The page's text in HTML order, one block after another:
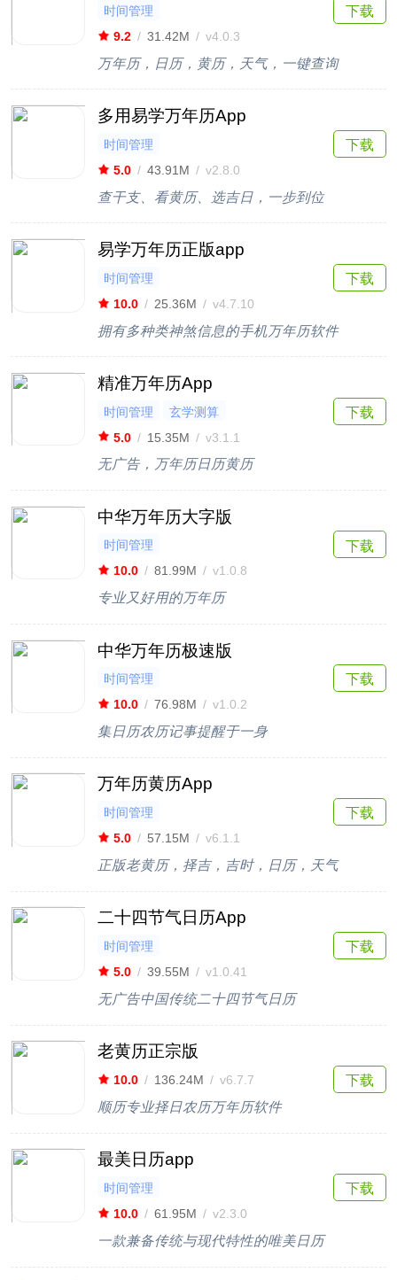
时间管理
9.2 / 31.42M / v4.0.3
万年历，日历，黄历，天气，一键查询
下载
多用易学万年历App
时间管理
5.0 / 43.91M / v2.8.0
查干支、看黄历、选吉日，一步到位
下载
易学万年历正版app
时间管理
10.0 / 25.36M / v4.7.10
拥有多种类神煞信息的手机万年历软件
下载
精准万年历App
时间管理
玄学测算
5.0 / 15.35M / v3.1.1
无广告，万年历日历黄历
下载
中华万年历大字版
时间管理
10.0 / 81.99M / v1.0.8
专业又好用的万年历
下载
中华万年历极速版
时间管理
10.0 / 76.98M / v1.0.2
集日历农历记事提醒于一身
下载
万年历黄历App
时间管理
5.0 / 57.15M / v6.1.1
正版老黄历，择吉，吉时，日历，天气
下载
二十四节气日历App
时间管理
5.0 / 39.55M / v1.0.41
无广告中国传统二十四节气日历
下载
老黄历正宗版
10.0 / 136.24M / v6.7.7
顺历专业择日农历万年历软件
下载
最美日历app
时间管理
10.0 / 61.95M / v2.3.0
一款兼备传统与现代特性的唯美日历
下载